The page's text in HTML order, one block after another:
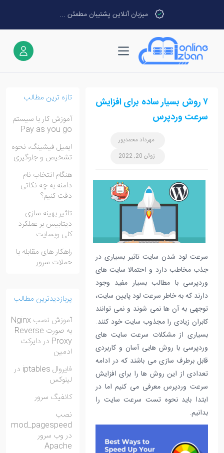
میزبان آنلاین پشتیبان مطمئن ...
۷ روش بسیار ساده برای افزایش
سرعت وردپرس
مهرداد محمدپور
ژوئن 20, 2022
سرعت لود شدن سایت تاثیر بسیاری در
جذب مخاطب دارد و احتمالا سایت های
وردپرسی با مطالب بسیار مفید وجود
دارند که به خاطر سرعت لود پایین سایت،
توجهی به آن ها نمی شوند و نمی توانند
کابران زیادی را مجذوب سایت خود کنند.
بسیاری از مشکلات سرعت سایت های
وردپرسی با روش هایی آسان و کاربردی
قابل برطرف سازی می باشند که در ادامه
تعدادی از این روش ها را برای افزایش
سرعت وردپرس معرفی می کنیم اما در
ابتدا باید نحوه تست سرعت سایت را
بدانیم.
تازه ترین مطالب
آموزش کار با سیستم
Pay as you go
ایمیل فیشینگ، نحوه
تشخیص و جلوگیری
هنگام انتخاب نام
دامنه به چه نکاتی
دقت کنیم؟
تاثیر بهینه سازی
دیتابیس بر عملکرد
کلی وبسایت
راهکار های مقابله با
حملات سرور
پربازدیدترین مطالب
آموزش نصب Nginx
به صورت Reverse
Proxy در دایرکت
ادمین
فایروال iptables در
لینوکس
کانفیگ سرور
نصب
mod_pagespeed
در وب سرور
Apache